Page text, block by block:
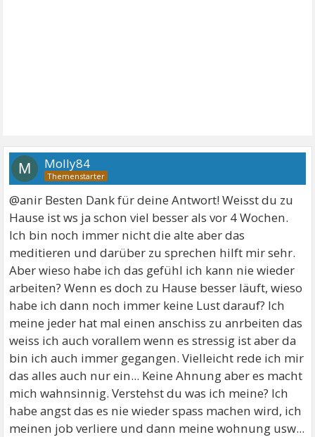
M Molly84
@anir Besten Dank für deine Antwort! Weisst du zu
Hause ist ws ja schon viel besser als vor 4 Wochen.
Ich bin noch immer nicht die alte aber das
meditieren und darüber zu sprechen hilft mir sehr.
Aber wieso habe ich das gefühl ich kann nie wieder
arbeiten? Wenn es doch zu Hause besser läuft, wieso
habe ich dann noch immer keine Lust darauf? Ich
meine jeder hat mal einen anschiss zu anrbeiten das
weiss ich auch vorallem wenn es stressig ist aber da
bin ich auch immer gegangen. Vielleicht rede ich mir
das alles auch nur ein... Keine Ahnung aber es macht
mich wahnsinnig. Verstehst du was ich meine? Ich
habe angst das es nie wieder spass machen wird, ich
meinen job verliere und dann meine wohnung usw...